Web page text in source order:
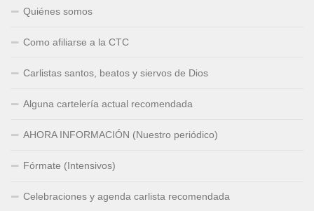
Quiénes somos
Como afiliarse a la CTC
Carlistas santos, beatos y siervos de Dios
Alguna cartelería actual recomendada
AHORA INFORMACIÓN (Nuestro periódico)
Fórmate (Intensivos)
Celebraciones y agenda carlista recomendada